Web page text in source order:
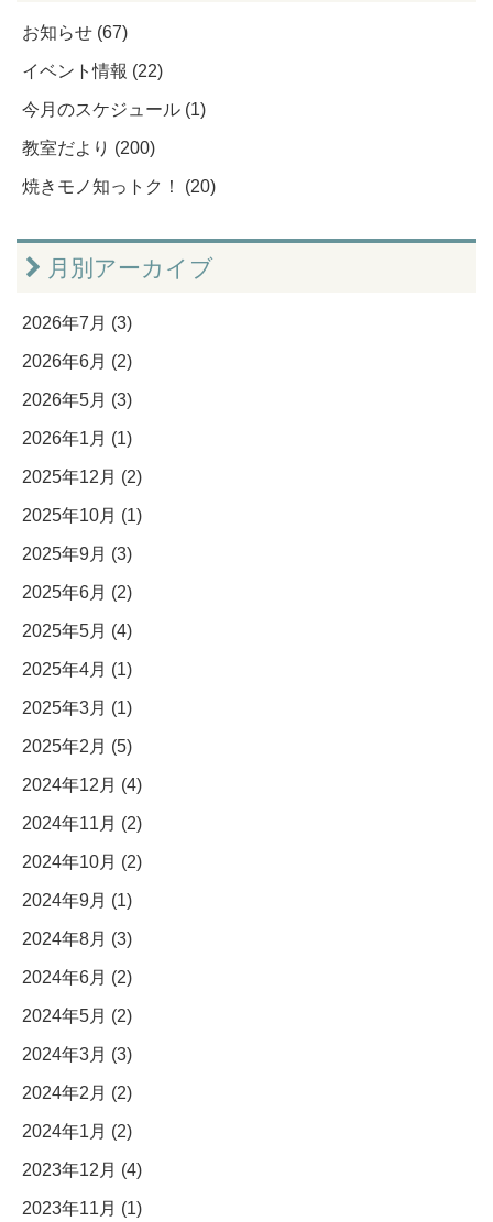
お知らせ (67)
イベント情報 (22)
今月のスケジュール (1)
教室だより (200)
焼きモノ知っトク！ (20)
月別アーカイブ
2026年7月 (3)
2026年6月 (2)
2026年5月 (3)
2026年1月 (1)
2025年12月 (2)
2025年10月 (1)
2025年9月 (3)
2025年6月 (2)
2025年5月 (4)
2025年4月 (1)
2025年3月 (1)
2025年2月 (5)
2024年12月 (4)
2024年11月 (2)
2024年10月 (2)
2024年9月 (1)
2024年8月 (3)
2024年6月 (2)
2024年5月 (2)
2024年3月 (3)
2024年2月 (2)
2024年1月 (2)
2023年12月 (4)
2023年11月 (1)